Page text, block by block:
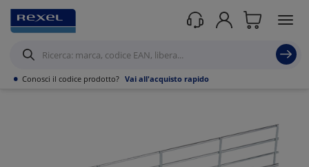
• Conosci il codice prodotto? Vai all'acquisto rapido
Prodotti /Canalizzazioni Canaline Passacavi Industriali in Metallo/Canale in
Filo Metallico ed accessori